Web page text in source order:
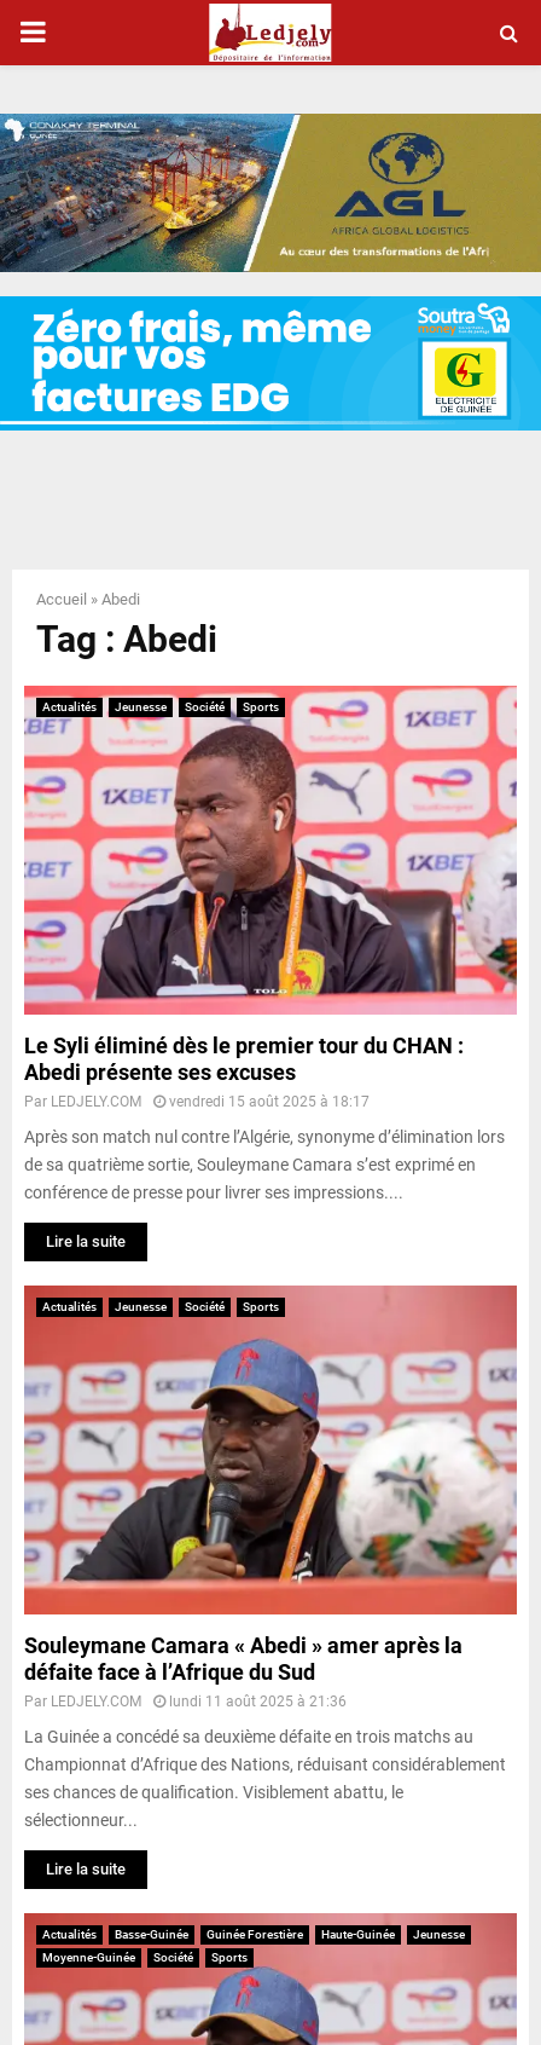
P
I
M
A
Y
N
U
Accueil » Abedi
Tag : Abedi
Actualités Jeunesse Société Sports
Le Syli éliminé dès le premier tour du CHAN :
Abedi présente ses excuses
Par LEDJELY.COM vendredi 15 août 2025 à 18:17
Après son match nul contre l’Algérie, synonyme d’élimination lors
de sa quatrième sortie, Souleymane Camara s’est exprimé en
conférence de presse pour livrer ses impressions....
Lire la suite
Actualités Jeunesse Société Sports
Souleymane Camara « Abedi » amer après la
défaite face à l’Afrique du Sud
Par LEDJELY.COM lundi 11 août 2025 à 21:36
La Guinée a concédé sa deuxième défaite en trois matchs au
Championnat d’Afrique des Nations, réduisant considérablement
ses chances de qualification. Visiblement abattu, le
sélectionneur...
Lire la suite
Actualités Basse-Guinée Guinée Forestière Haute-Guinée
Jeunesse
Moyenne-Guinée
Société Sports